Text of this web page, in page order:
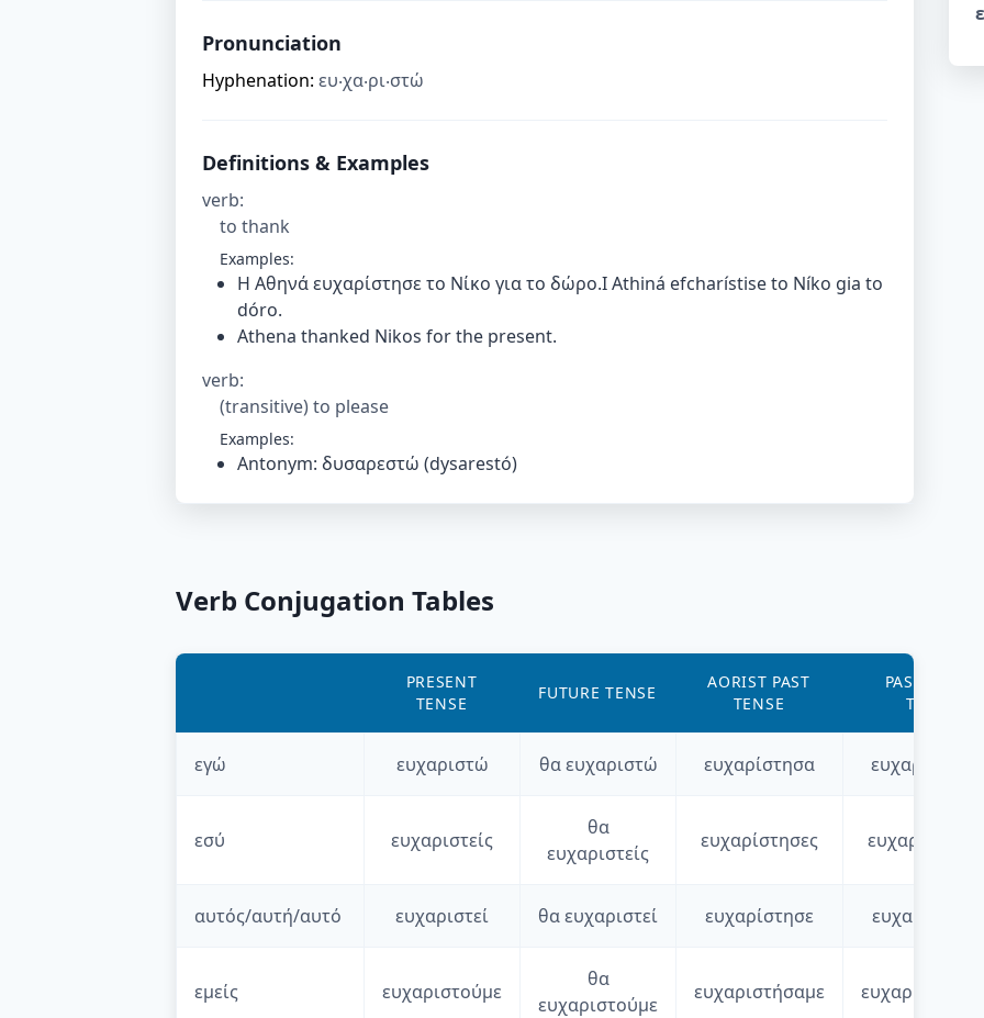
Pronunciation
Hyphenation: ευ‧χα‧ρι‧στώ
Definitions & Examples
verb:
to thank
Examples:
Η Αθηνά ευχαρίστησε το Νίκο για το δώρο.I Athiná efcharístise to Níko gia to
dóro.
Athena thanked Nikos for the present.
verb:
(transitive) to please
Examples:
Antonym: δυσαρεστώ (dysarestó)
Verb Conjugation Tables
PRESENT
TENSE
FUTURE TENSE
AORIST PAST
TENSE
PAST CONT.
TENSE
εγώ ευχαριστώ θα ευχαριστώ ευχαρίστησα ευχαριστούσα
εσύ ευχαριστείς
θα
ευχαριστείς
ευχαρίστησες ευχαριστούσες
αυτός/αυτή/αυτό ευχαριστεί θαευχαριστεί ευχαρίστησε ευχαριστούσε
εμείς ευχαριστούμε
θα
ευχαριστούμε
ευχαριστήσαμε